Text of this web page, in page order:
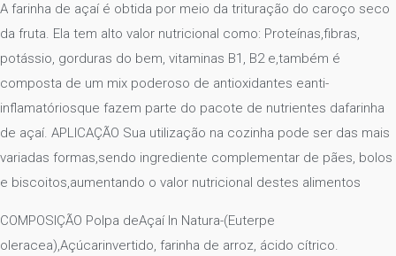
A farinha de açaí é obtida por meio da trituração do caroço seco
da fruta. Ela tem alto valor nutricional como: Proteínas,fibras,
potássio, gorduras do bem, vitaminas B1, B2 e,também é
composta de um mix poderoso de antioxidantes eanti-
inflamatóriosque fazem parte do pacote de nutrientes dafarinha
de açaí. APLICAÇÃO Sua utilização na cozinha pode ser das mais
variadas formas,sendo ingrediente complementar de pães, bolos
e biscoitos,aumentando o valor nutricional destes alimentos
COMPOSIÇÃO Polpa deAçaí In Natura-(Euterpe
oleracea),Açúcarinvertido, farinha de arroz, ácido cítrico.